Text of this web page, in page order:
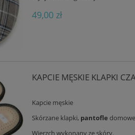
49,00 zł
KAPCIE MĘSKIE KLAPKI
Kapcie męskie
Skórzane klapki, pantofle
Wierzch wykonany ze skóry.